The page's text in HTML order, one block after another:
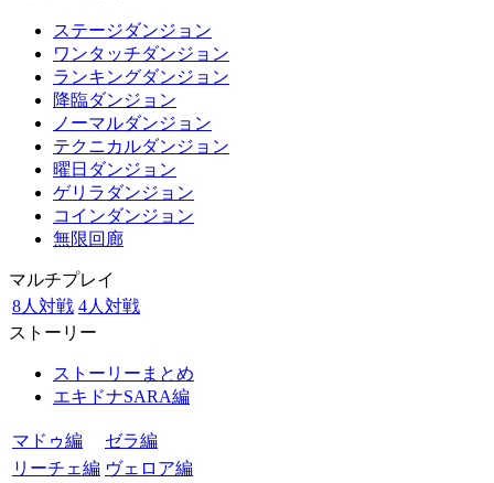
ステージダンジョン
ワンタッチダンジョン
ランキングダンジョン
降臨ダンジョン
ノーマルダンジョン
テクニカルダンジョン
曜日ダンジョン
ゲリラダンジョン
コインダンジョン
無限回廊
マルチプレイ
8人対戦 4人対戦
ストーリー
ストーリーまとめ
エキドナSARA編
マドゥ編
ゼラ編
リーチェ編 ヴェロア編